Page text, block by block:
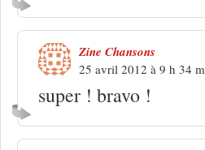
Zine Chansons
25 avril 2012 à 9 h 34
super ! bravo !